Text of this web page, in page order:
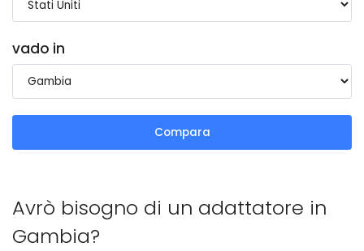
vado in
Compara
Avrò bisogno di un adattatore in
Gambia?